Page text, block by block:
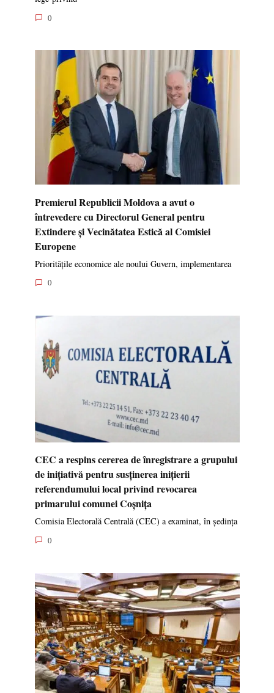
0
Premierul Republicii Moldova a avut o
întrevedere cu Directorul General pentru
Extindere și Vecinătatea Estică al Comisiei
Europene
Prioritățile economice ale noului Guvern, implementarea
0
CEC a respins cererea de înregistrare a grupului
de inițiativă pentru susținerea inițierii
referendumului local privind revocarea
primarului comunei Coșnița
Comisia Electorală Centrală (CEC) a examinat, în ședința
0